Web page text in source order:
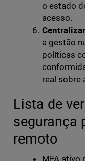
o estado
acesso.
a gestão
políticas
real sobre
Lista de
segurança
remoto